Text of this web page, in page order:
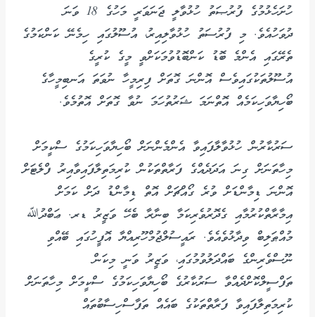
ހުށަހެޅުމުގެ ފުރުޞަތު ހުޅުވާލީ ޖަނަވަރީ މަހުގެ 18 ވަނަ
ދުވަހުއެވެ. މި ފުރުސަތު ހުޅުވާލިއިރު، އުސޫލުގައި ހިމެނޭ ކަންކަމުގެ
ތެރޭގައި އެންމެ ބޮޑު ކަންބޮޑުވުމަކަށްވީ މީގެ ކުރީގެ
އުސޫލުތަކުގައިވެސް އޮންނަ ގޮތަށް ފިރިމީހާ ނުވަތަ އަނބިމީހާގެ
ބޯހިޔާވަހިކަމެއް އޮތްނަމަ ޝަރުތުހަމަ ނުވާ ގޮތަށް އޮތުމެވެ.
ސަރުކާރުން ހުޅުވާލާފައިވާ އެންމެންނަށް ބޯހިޔާވަހިކަމުގެ ސްކީމަށް
މިހާތަނަށް ގިނަ އަދަދެއްގެ ފަރާތްތަކުން ކުރިމަތިލާފައިވާއިރު ފްލެޓަށް
އޮންނަ ޑިމާންޑަށް ވުރެ ގޯއްޗަށް އޮތް ޑިމާންޑު ދަށް ކަމަށް
އިމާރާތްކުރުމާއި ގެދޮރުވެރިކަމާ ބިނާރާ ބެހޭ ވަޒީރު ޑރ. ޢަބްދުﷲ
މުއްޠަލިބް ވިދާޅުވެއެވެ. ރައީސުލްޖުމްހޫރިއްޔާ އޮފީހުގައި ބޭއްވި
ނޫސްވެރިންގެ ބައްދަލުވުމުގައި، ވަޒީރު ވަނީ މިކަން
ތަފްސީލްކޮށްދެއްވާ ސަރުކާރުގެ ބޯހިޔާވަހިކަމުގެ ސްކީމަށް މިހާތަނަށް
ކުރިމަތިލާފައިވާ ފަރާތްތަކުގެ ބައެއް ތަފާސްހިސާބުތައް